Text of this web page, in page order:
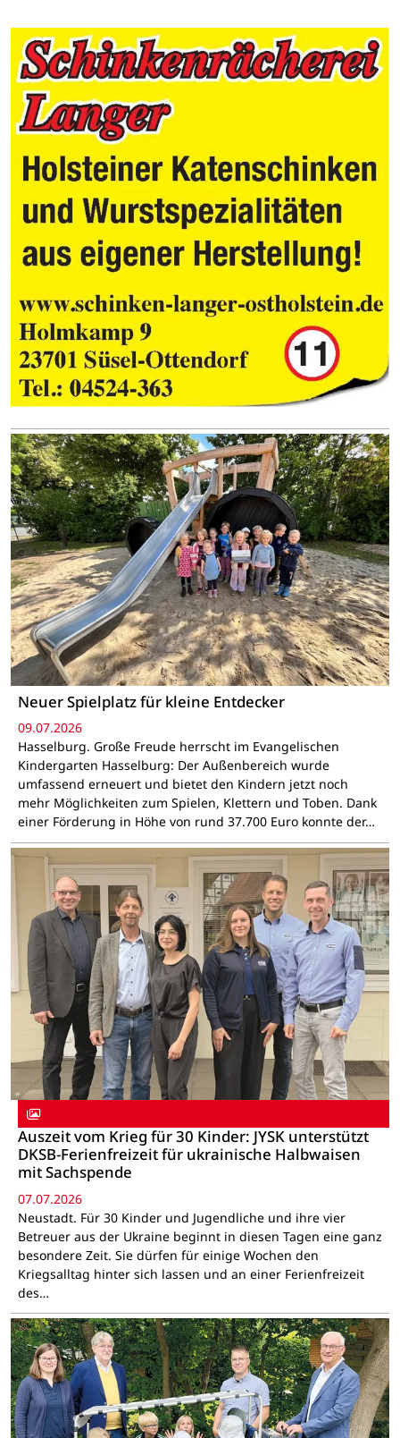
Neuer Spielplatz für kleine Entdecker
09.07.2026
Hasselburg. Große Freude herrscht im Evangelischen
Kindergarten Hasselburg: Der Außenbereich wurde
umfassend erneuert und bietet den Kindern jetzt noch
mehr Möglichkeiten zum Spielen, Klettern und Toben. Dank
einer Förderung in Höhe von rund 37.700 Euro konnte der…
Auszeit vom Krieg für 30 Kinder: JYSK unterstützt
DKSB-Ferienfreizeit für ukrainische Halbwaisen
mit Sachspende
07.07.2026
Neustadt. Für 30 Kinder und Jugendliche und ihre vier
Betreuer aus der Ukraine beginnt in diesen Tagen eine ganz
besondere Zeit. Sie dürfen für einige Wochen den
Kriegsalltag hinter sich lassen und an einer Ferienfreizeit
des…